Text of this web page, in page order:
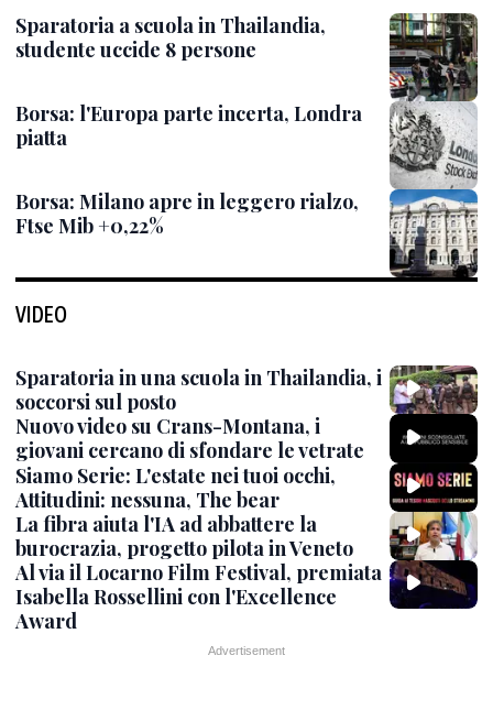
Sparatoria a scuola in Thailandia,
studente uccide 8 persone
Borsa: l'Europa parte incerta, Londra
piatta
Borsa: Milano apre in leggero rialzo,
Ftse Mib +0,22%
VIDEO
Sparatoria in una scuola in Thailandia, i
soccorsi sul posto
Nuovo video su Crans-Montana, i
giovani cercano di sfondare le vetrate
Siamo Serie: L'estate nei tuoi occhi,
Attitudini: nessuna, The bear
La fibra aiuta l'IA ad abbattere la
burocrazia, progetto pilota in Veneto
Al via il Locarno Film Festival, premiata
Isabella Rossellini con l'Excellence
Award